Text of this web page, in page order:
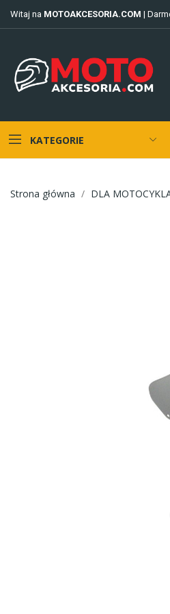
Witaj na MOTOAKCESORIA.COM |
KATEGORIE
Strona główna DLA